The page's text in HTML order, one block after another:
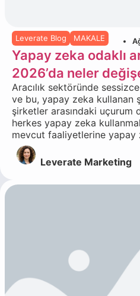
Leverate Blog MAKALE
Yapay zeka odaklı
2026’da neler
Aracılık sektöründe
ve bu, yapay zeka kullanan
şirketler arasındaki uçurum
herkes yapay zeka
mevcut faaliyetlerine yapay
Leverate Marketing